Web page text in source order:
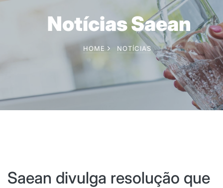
Notícias Saean
HOME NOTÍCIAS
Saean divulga resolução que